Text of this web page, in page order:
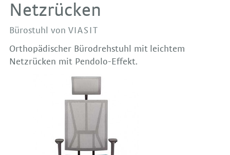
Netzrücken
Bürostuhl von VIASIT
Orthopädischer Bürodrehstuhl mit leichtem
Netzrücken mit Pendolo-Effekt.